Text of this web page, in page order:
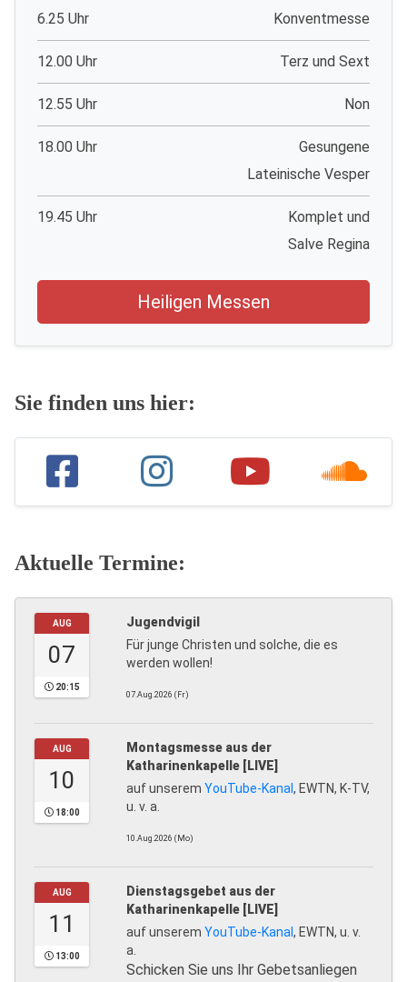
6.25 Uhr Konventmesse
12.00 Uhr Terz und Sext
12.55 Uhr Non
18.00 Uhr
Gesungene
Lateinische Vesper
19.45 Uhr
Komplet und
Salve Regina
Heiligen Messen
Sie finden uns hier:
Aktuelle Termine:
AUG
07
20:15
Jugendvigil
Für junge Christen und solche, die es
werden wollen!
07.Aug.2026 (Fr)
AUG
10
18:00
Montagsmesse aus der
Katharinenkapelle [LIVE]
auf unserem YouTube-Kanal, EWTN, K-TV,
u. v. a.
10.Aug.2026 (Mo)
AUG
11
13:00
Dienstagsgebet aus der
Katharinenkapelle [LIVE]
auf unserem YouTube-Kanal, EWTN, u. v.
a.
Schicken Sie uns Ihr Gebetsanliegen